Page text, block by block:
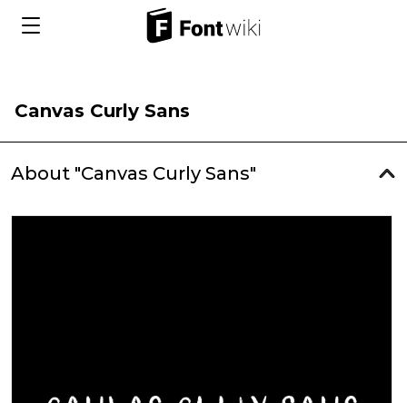
Canvas Curly Sans
About "Canvas Curly Sans"